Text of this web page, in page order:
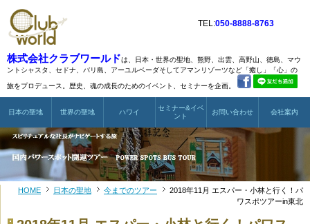
株式会社クラブワールドは、日本・世界の聖地、熊野、出雲、高野山、徳島、マウ
ントシャスタ、 セドナ、バリ島、アーユルベーダそしてアマンリゾーツなど 「癒し」「心」の
旅をプロデュース。歴史、魂の成長のためのイベント、セミナーを企画。
TEL:050-8888-8763
日本の聖地 世界の聖地 ハワイ
セミナー&イベ
ント
お問い合わせ 会社案内
HOME 日本の聖地 今までのツアー
2018年11月 エスパー・小林と行く！パ
ワスポツアーin東北